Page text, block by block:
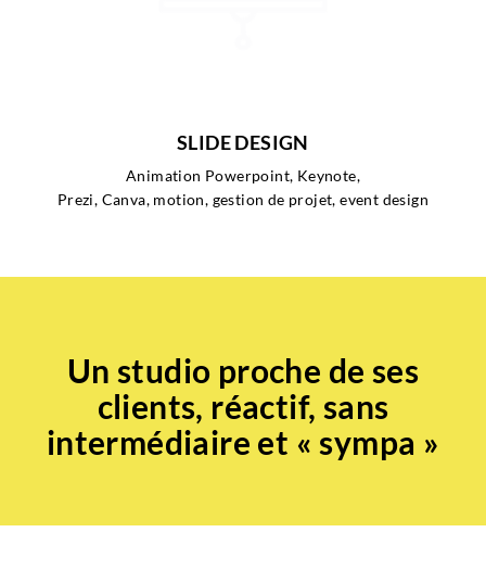
SLIDE DESIGN
Animation Powerpoint, Keynote,
Prezi, Canva, motion, gestion de projet, event design
Un studio proche de ses
clients, réactif, sans
intermédiaire et « sympa »